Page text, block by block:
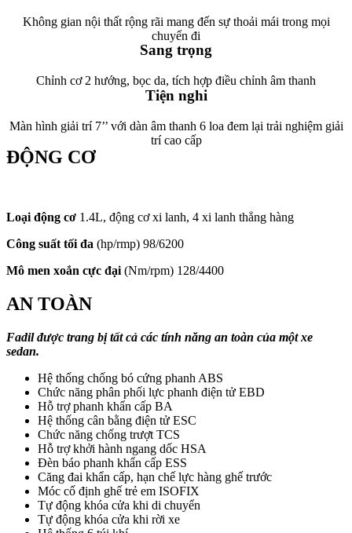
Không gian nội thất rộng rãi mang đến sự thoải mái trong mọi
chuyến đi
Sang trọng
Chỉnh cơ 2 hướng, bọc da, tích hợp điều chỉnh âm thanh
Tiện nghi
Màn hình giải trí 7’’ với dàn âm thanh 6 loa đem lại trải nghiệm giải
trí cao cấp
ĐỘNG CƠ
Loại động cơ 1.4L, động cơ xi lanh, 4 xi lanh thẳng hàng
Công suất tối đa (hp/rmp) 98/6200
Mô men xoắn cực đại (Nm/rpm) 128/4400
AN TOÀN
Fadil được trang bị tất cả các tính năng an toàn của một xe
sedan.
Hệ thống chống bó cứng phanh ABS
Chức năng phân phối lực phanh điện tử EBD
Hỗ trợ phanh khẩn cấp BA
Hệ thống cân bằng điện tử ESC
Chức năng chống trượt TCS
Hỗ trợ khởi hành ngang dốc HSA
Đèn báo phanh khẩn cấp ESS
Căng đai khẩn cấp, hạn chế lực hàng ghế trước
Móc cố định ghế trẻ em ISOFIX
Tự động khóa cửa khi di chuyển
Tự động khóa cửa khi rời xe